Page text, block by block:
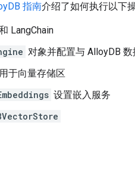
指南介绍了如何执行以下
LangChain
对象并配置与 AlloyDB
于向量存储区
设置嵌入服务